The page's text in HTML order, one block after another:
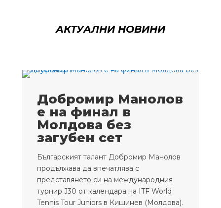
АКТУАЛНИ НОВИНИ
Добромир Манолов
е на финал в
Молдова без
загубен сет
Българският талант Добромир Манолов
продължава да впечатлява с
представянето си на международния
турнир J30 от календара на ITF World
Tennis Tour Juniors в Кишинев (Молдова).